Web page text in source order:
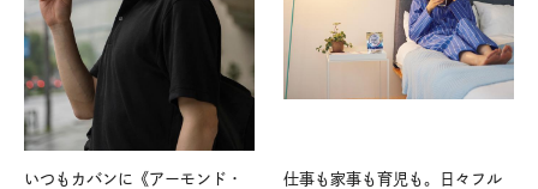
いつもカバンに《アーモンド・
仕事も家事も育児も。日々フル